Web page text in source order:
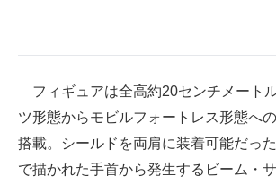
電子設計の基本と応用
エネルギーの専門メディア
ちょっと気になるネットの話題
フィギュアは全高約20センチメート
ツ形態からモビルフォートレス形態へ
搭載。シールドを両肩に装着可能だっ
で描かれた手首から発生するビーム・